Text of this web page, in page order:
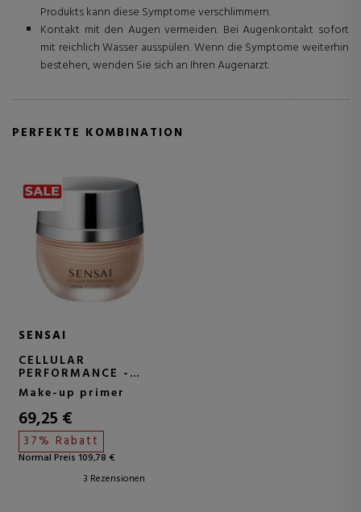
Produkts kann diese Symptome verschlimmern.
Kontakt mit den Augen vermeiden. Bei Augenkontakt sofort
mit reichlich Wasser ausspülen. Wenn die Symptome weiterhin
bestehen, wenden Sie sich an Ihren Augenarzt.
PERFEKTE KOMBINATION
SENSAI
CELLULAR
PERFORMANCE -
CREAM FOUNDATION
SPF15
ANTI-AGING-CREME
MIT MAKE-UP
Make-up primer
69,25 €
37% Rabatt
Normal Preis 109,78 €
3 Rezensionen